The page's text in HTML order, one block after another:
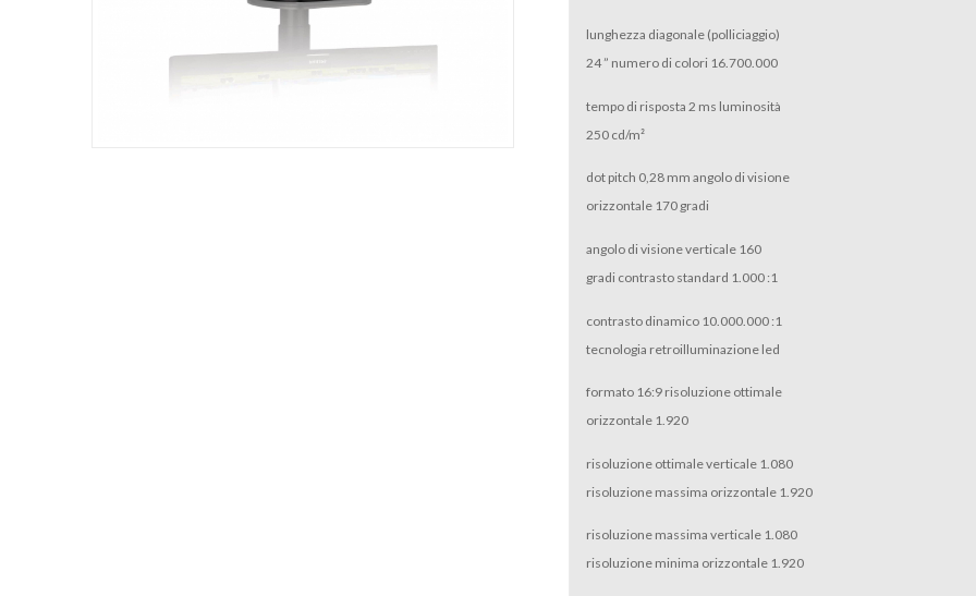
lunghezza diagonale (polliciaggio)
24 ” numero di colori 16.700.000
tempo di risposta 2 ms luminosità
250 cd/m²
dot pitch 0,28 mm angolo di visione
orizzontale 170 gradi
angolo di visione verticale 160
gradi contrasto standard 1.000 :1
contrasto dinamico 10.000.000 :1
tecnologia retroilluminazione led
formato 16:9 risoluzione ottimale
orizzontale 1.920
risoluzione ottimale verticale 1.080
risoluzione massima orizzontale 1.920
risoluzione massima verticale 1.080
risoluzione minima orizzontale 1.920